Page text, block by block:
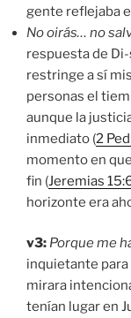
gente reflejaba
No oirás… no
respuesta de
restringe a sí
personas el
aunque la
inmediato (2
momento en
fin (Jeremias
horizonte era
v3: Porque me
inquietante para
mirara
tenían lugar en